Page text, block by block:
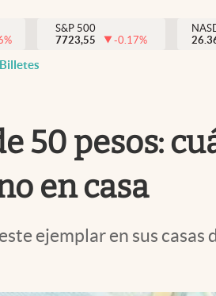
%
S&P 500
7723,55
-0.17%
Billetes
50 pesos:
en casa
ejemplar en sus